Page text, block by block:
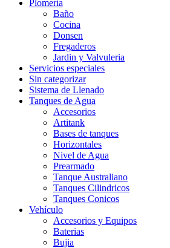
Plomería
Baño
Cocina
Donsen
Fregaderos
Jardin y Valvuleria
Servicios especiales
Sin categorizar
Sistema de Llenado
Tanques de Agua
Accesorios
Artitank
Bases de tanques
Horizontales
Nivel de Agua
Prearmado
Tanque Australiano
Tanques Cilindricos
Tanques Conicos
Vehículo
Accesorios y Equipos
Baterias
Bujia